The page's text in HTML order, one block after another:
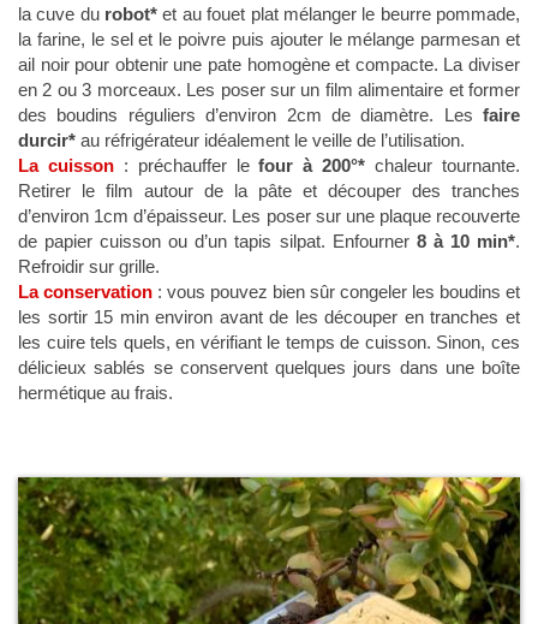
la cuve du robot* et au fouet plat mélanger le beurre pommade,
la farine, le sel et le poivre puis ajouter le mélange parmesan et
ail noir pour obtenir une pate homogène et compacte. La diviser
en 2 ou 3 morceaux. Les poser sur un film alimentaire et former
des boudins réguliers d’environ 2cm de diamètre. Les faire
durcir* au réfrigérateur idéalement le veille de l’utilisation.
La cuisson: préchauffer lefour à 200°* chaleur tournante.
Retirer le film autour de la pâte et découper des tranches
d’environ 1cm d’épaisseur. Les poser sur une plaque recouverte
de papier cuisson ou d’un tapis silpat. Enfourner8 à 10 min*.
Refroidir sur grille.
La conservation : vous pouvez bien sûr congeler les boudins et
les sortir 15 min environ avant de les découper en tranches et
les cuire tels quels, en vérifiant le temps de cuisson. Sinon, ces
délicieux sablés se conservent quelques jours dans une boîte
hermétique au frais.